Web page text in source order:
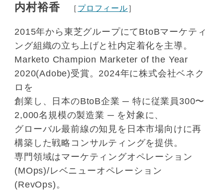
内村裕香 ［ プロフィール］
2015年から東芝グループにてBtoBマーケティ
ング組織の立ち上げと社内定着化を主導。
Marketo Champion Marketer of the Year
2020(Adobe)受賞。2024年に株式会社ベネク
ロを
創業し、日本のBtoB企業 ─ 特に従業員300〜
2,000名規模の製造業 ─ を対象に、
グローバル最前線の知見を日本市場向けに再
構築した戦略コンサルティングを提供。
専門領域はマーケティングオペレーション
(MOps)/レベニューオペレーション
(RevOps)。